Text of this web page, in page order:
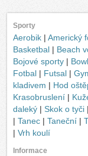
Sporty
Aerobik | Americký
Basketbal | Beach
Bojové sporty |
Fotbal | Futsal |
kladivem | Hod
Krasobruslení |
daleký | Skok o tyči |
| Tanec | Taneční |
| Vrh koulí
Informace